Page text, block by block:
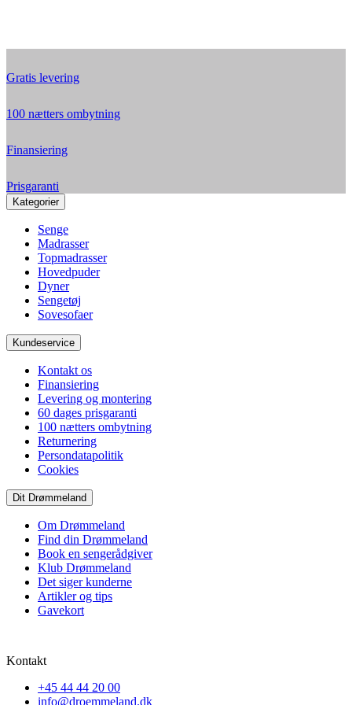
Gratis levering
100 nætters ombytning
Finansiering
Prisgaranti
Kategorier
Senge
Madrasser
Topmadrasser
Hovedpuder
Dyner
Sengetøj
Sovesofaer
Kundeservice
Kontakt os
Finansiering
Levering og montering
60 dages prisgaranti
100 nætters ombytning
Returnering
Persondatapolitik
Cookies
Dit Drømmeland
Om Drømmeland
Find din Drømmeland
Book en sengerådgiver
Klub Drømmeland
Det siger kunderne
Artikler og tips
Gavekort
Kontakt
+45 44 44 20 00
info@droemmeland.dk